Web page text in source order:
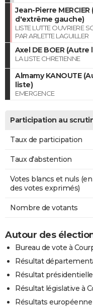
Jean-Pierre MERCIER
d'extrême gauche)
LISTE LUTTE OUVRIERE
PAR ARLETTE LAGUILLER
Axel DE BOER (Autre
LA LISTE CHRETIENNE
Almamy KANOUTE
liste)
EMERGENCE
Participation au
Taux de participation
Taux d'abstention
Votes blancs et nuls
des votes exprimés)
Nombre de votants
Autour des
Bureau de vote à
Résultat
Résultat
Résultat législative à
Résultats européenne